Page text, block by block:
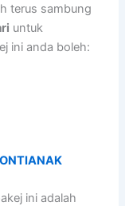
terus sambung
untuk
ini anda boleh:
ini adalah